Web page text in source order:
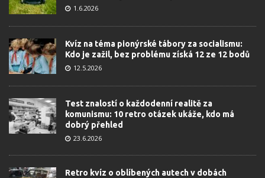
1.6.2026
Kvíz na téma pionýrské tábory za socialismu:
Kdo je zažil, bez problému získá 12 ze 12 bodů
12.5.2026
Test znalostí o každodenní realitě za
komunismu: 10 retro otázek ukáže, kdo má
dobrý přehled
23.6.2026
Retro kvíz o oblíbených autech v dobách